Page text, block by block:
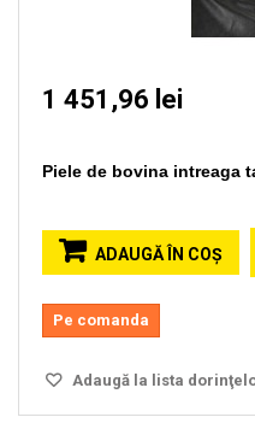
1 451,96 lei
Piele de bovina intreaga
ADAUGĂ ÎN COŞ
Pe comanda
Adaugă la lista